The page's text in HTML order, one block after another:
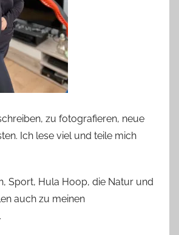
zu fotografieren, neue
Ich lese viel und teile mich
Sport, Hula Hoop, die Natur und
auch zu meinen